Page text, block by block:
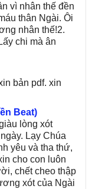
vì nhân thế đền
thân Ngài. Ôi
nhân thế!2.
chi mà ân
bản pdf. xin
Beat)
lòng xót
Lạy Chúa
yêu và tha thứ,
cho con luôn
chết cheo thập
xót của Ngài